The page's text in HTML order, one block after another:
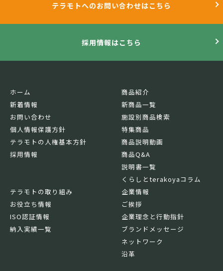
テラモトへのお問い合わせはこちら
採用情報はこちら
ホーム
新着情報
お問い合わせ
個人情報保護方針
テラモトの人権基本方針
採用情報
商品紹介
新商品一覧
施設別商品検索
特集商品
商品説明動画
商品Q&A
説明書一覧
くらしとterakoyaコラム
テラモトの取り組み
お役立ち情報
ISO認証情報
納入実績一覧
企業情報
ご挨拶
企業理念と行動指針
ブランドメッセージ
ネットワーク
沿革